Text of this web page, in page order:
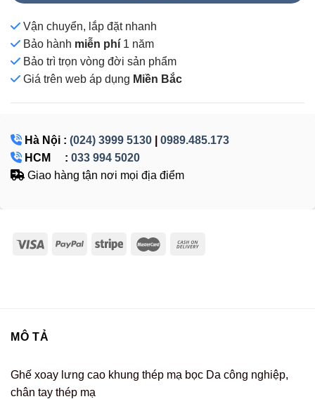
Vận chuyển, lắp đặt nhanh
Bảo hành miễn phí 1 năm
Bảo trì trọn vòng đời sản phẩm
Giá trên web áp dụng Miền Bắc
Hà Nội : (024) 3999 5130
0989.485.173
HCM : 033 994 5020
Giao hàng tận nơi mọi địa điểm
MÔ TẢ
Ghế xoay lưng cao khung thép mạ bọc Da công nghiệp,
chân tay thép mạ